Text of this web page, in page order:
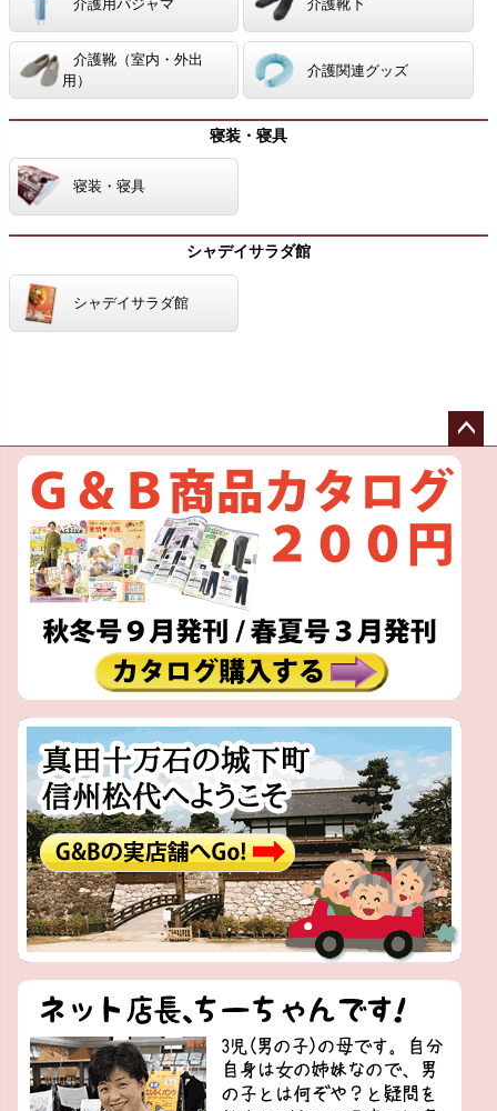
介護用パジャマ 介護靴下
介護靴（室内・外出
用）
介護関連グッズ
寝装・寝具
寝装・寝具
シャデイサラダ館
シャデイサラダ館
ペー
へ